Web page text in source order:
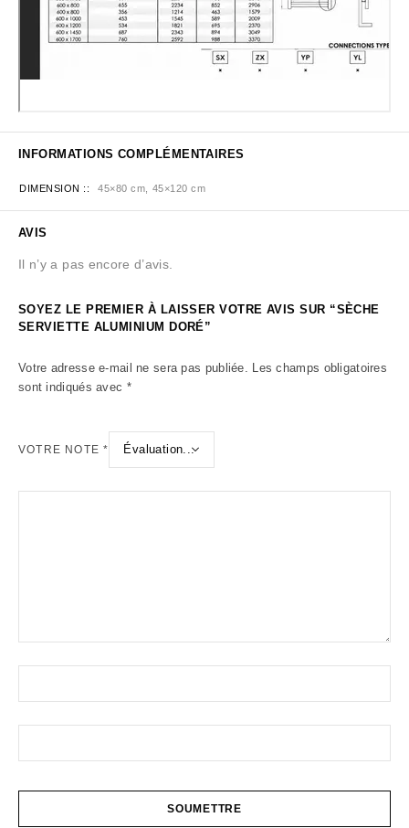
INFORMATIONS COMPLÉMENTAIRES
DIMENSION : 45×80 cm, 45×120 cm
AVIS
Il n’y a pas encore d’avis.
SOYEZ LE PREMIER À LAISSER VOTRE AVIS SUR “SÈCHE
SERVIETTE ALUMINIUM DORÉ”
Votre adresse e-mail ne sera pas publiée. Les champs obligatoires
sont indiqués avec *
VOTRE NOTE*